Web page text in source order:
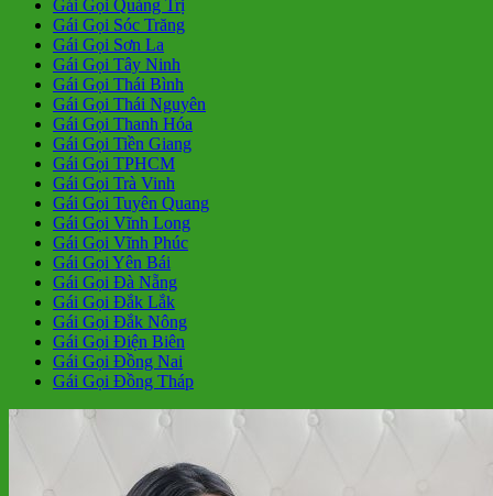
Gái Gọi Quảng Trị
Gái Gọi Sóc Trăng
Gái Gọi Sơn La
Gái Gọi Tây Ninh
Gái Gọi Thái Bình
Gái Gọi Thái Nguyên
Gái Gọi Thanh Hóa
Gái Gọi Tiền Giang
Gái Gọi TPHCM
Gái Gọi Trà Vinh
Gái Gọi Tuyên Quang
Gái Gọi Vĩnh Long
Gái Gọi Vĩnh Phúc
Gái Gọi Yên Bái
Gái Gọi Đà Nẵng
Gái Gọi Đắk Lắk
Gái Gọi Đắk Nông
Gái Gọi Điện Biên
Gái Gọi Đồng Nai
Gái Gọi Đồng Tháp